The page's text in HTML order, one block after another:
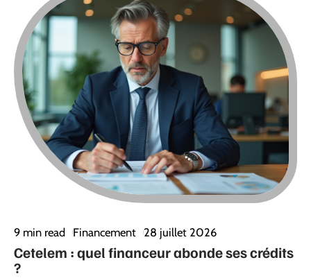
9 min read Financement 28 juillet 2026
Cetelem : quel financeur abonde ses crédits
?